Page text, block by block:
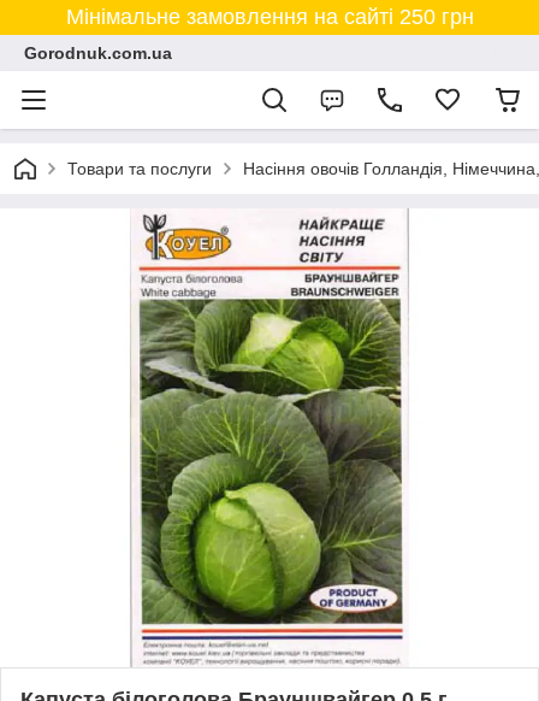
Мінімальне замовлення на сайті 250 грн
Gorodnuk.com.ua
Товари та послуги Насіння овочів Голландія, Німеччина,